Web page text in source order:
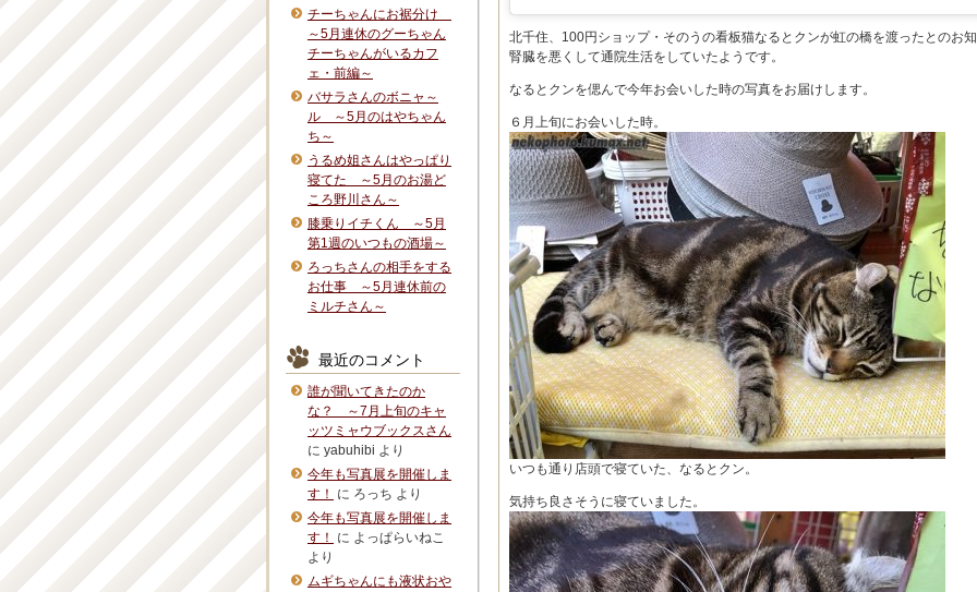
北千住、100円ショップ・そのうの看板猫なるとクンが虹の橋を渡ったとのお
腎臓を悪くして通院生活をしていたようです。
なるとクンを偲んで今年お会いした時の写真をお届けします。
６月上旬にお会いした時。
いつも通り店頭で寝ていた、なるとクン。
気持ち良さそうに寝ていました。
チーちゃんにお裾分け
～5月連休のグーちゃん
チーちゃんがいるカフ
ェ・前編～
バサラさんのボニャ～
ル ～5月のはやちゃん
ち～
うるめ姐さんはやっぱり
寝てた ～5月のお湯ど
ころ野川さん～
膝乗りイチくん ～5月
第1週のいつもの酒場～
ろっちさんの相手をする
お仕事 ～5月連休前の
ミルチさん～
最近のコメント
誰が聞いてきたのか
な？ ～7月上旬のキャ
ッツミャウブックスさん
に yabuhibi より
今年も写真展を開催しま
す！
に ろっち より
今年も写真展を開催しま
す！
に よっぱらいねこ
より
ムギちゃんにも液状おや